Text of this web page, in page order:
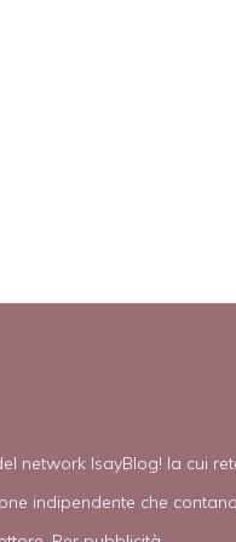
network IsayBlog! la cui
indipendente che contano